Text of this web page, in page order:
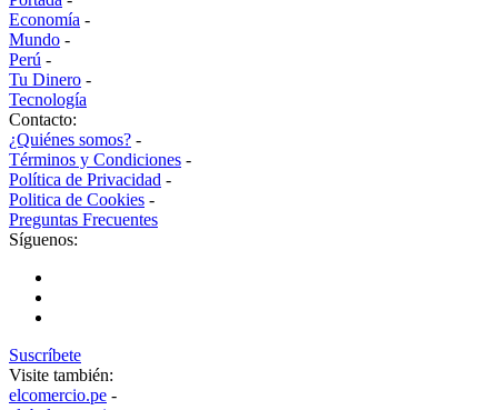
Economía -
Mundo -
Perú -
Tu Dinero -
Tecnología
Contacto:
¿Quiénes somos? -
Términos y Condiciones -
Política de Privacidad -
Politica de Cookies -
Preguntas Frecuentes
Síguenos:
Suscríbete
Visite también:
elcomercio.pe -